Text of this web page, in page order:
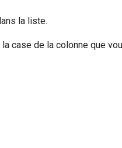
la liste.
case de la colonne que